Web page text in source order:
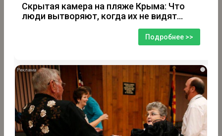
Скрытая камера на пляже Крыма: Что
люди вытворяют, когда их не видят...
Подробнее >>
i